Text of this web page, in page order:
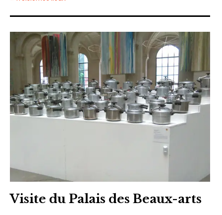
Visite du Palais des Beaux-arts